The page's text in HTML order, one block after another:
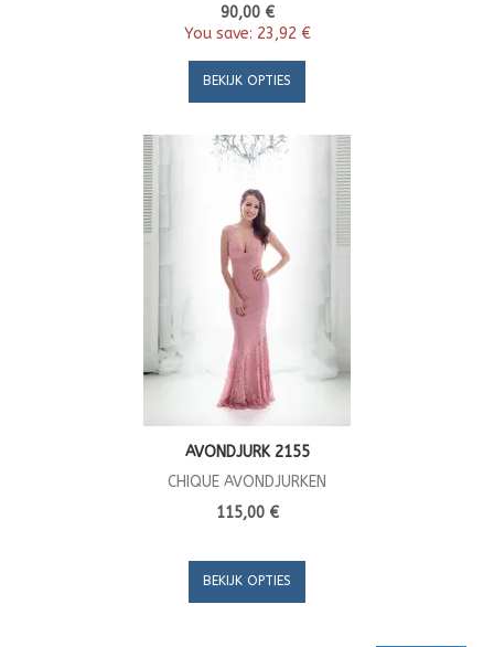
90,00 €
You save: 23,92 €
BEKIJK OPTIES
AVONDJURK 2155
CHIQUE AVONDJURKEN
115,00 €
BEKIJK OPTIES